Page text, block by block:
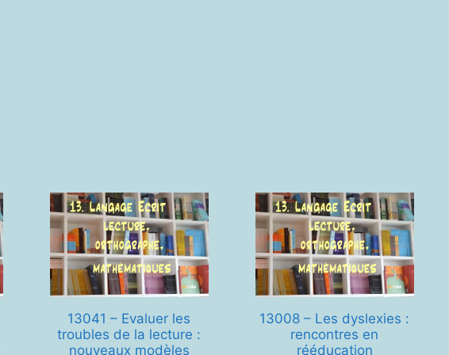
13041 – Evaluer les
troubles de la lecture :
nouveaux modèles
13008 – Les dyslexies :
rencontres en
rééducation